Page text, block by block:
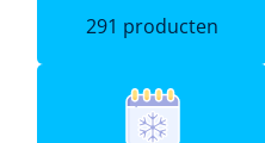
291 producten